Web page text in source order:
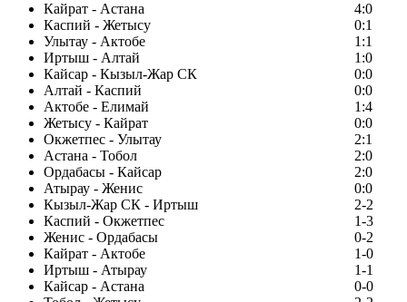
Кайрат - Астана
4:0
Каспий - Жетысу
0:1
Улытау - Актобе
1:1
Иртыш - Алтай
1:0
Кайсар - Кызыл-Жар СК
0:0
Алтай - Каспий
0:0
Актобе - Елимай
1:4
Жетысу - Кайрат
0:0
Окжетпес - Улытау
2:1
Астана - Тобол
2:0
Ордабасы - Кайсар
2:0
Атырау - Женис
0:0
Кызыл-Жар СК - Иртыш
2-2
Каспий - Окжетпес
1-3
Женис - Ордабасы
0-2
Кайрат - Актобе
1-0
Иртыш - Атырау
1-1
Кайсар - Астана
0-0